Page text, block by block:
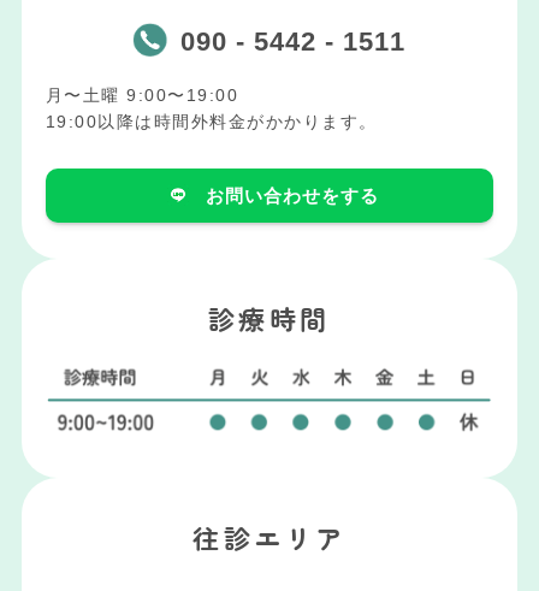
090 - 5442 - 1511
月〜土曜 9:00〜19:00
19:00以降は時間外料金がかかります。
お問い合わせをする
診療時間
往診エリア